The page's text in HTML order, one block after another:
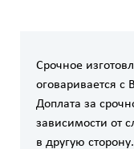
Срочное
оговаривается
Доплата за
зависимости от
в другую сторону.